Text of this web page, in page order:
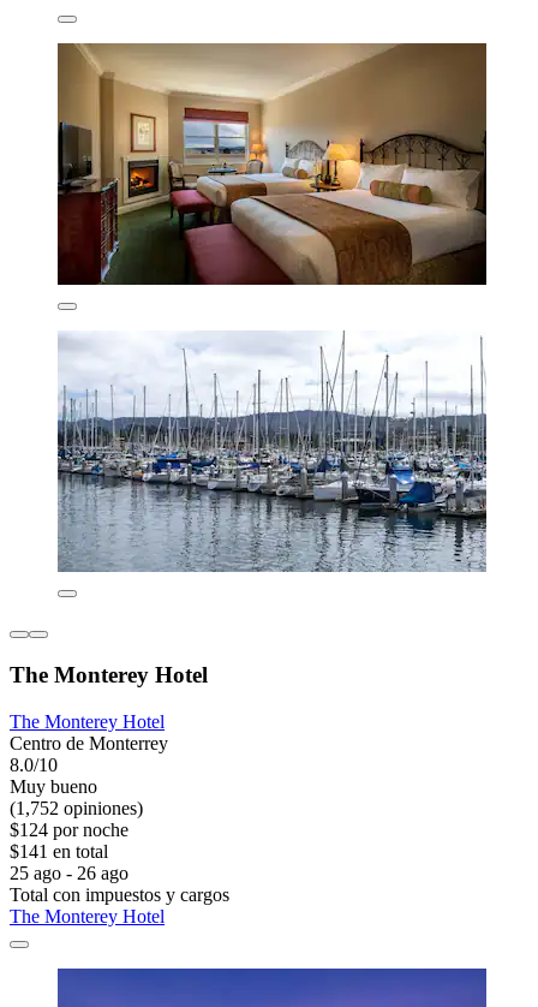
The Monterey Hotel
The Monterey Hotel
Centro de Monterrey
8.0/10
Muy bueno
(1,752 opiniones)
$124 por noche
$141 en total
25 ago - 26 ago
Total con impuestos y cargos
The Monterey Hotel